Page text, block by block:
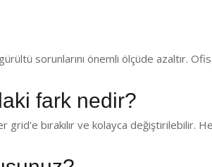
sorunlarını önemli ölçüde azaltır.
fark nedir?
bırakılır ve kolayca değiştirilebilir.